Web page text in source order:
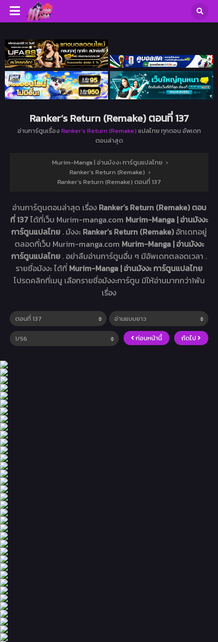
Ranker’s Return (Remake) ตอนที่ 137
อ่านการ์ตูนเรื่อง Ranker’s Return (Remake) แปลไทย ทุกตอน อัพเดท
ตอนล่าสุด
Murim-Manga | อ่านมังงะ การ์ตูนแปลไทย ›
Ranker’s Return (Remake) ›
Ranker’s Return (Remake) ตอนที่ 137
อ่านการ์ตูนตอนล่าสุด เรื่อง Ranker’s Return (Remake) ตอน
ที่ 137ได้ที่เว็บ Murim-manga.com Murim-Manga | อ่านมังงะ
การ์ตูนแปลไทย . มังงะ Ranker’s Return (Remake)อัทเดทอยู่
ตลอดที่เว็บ Murim-manga.com Murim-Manga | อ่านมังงะ
การ์ตูนแปลไทย . อย่าลืมอ่านการ์ตูนอื่น ๆ มีอัพเดทตลอดเวลา .
รายชื่อมังงะ ได้ที่ Murim-Manga | อ่านมังงะ การ์ตูนแปลไทย
โปรดคลิกที่เมนู เลือกรายชื่อมังงะการ์ตูน มีให้อ่านมากกว่า1พัน
เรื่อง
ก่อนหน้านี้ ถัดไป